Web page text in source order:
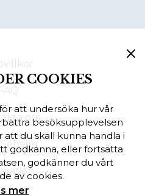
FAQ
oss
COOKIES
att undersöka hur vår
besöksupplevelsen
du skall kunna handla i
godkänna, eller fortsätta
godkänner du vårt
av cookies.
mer